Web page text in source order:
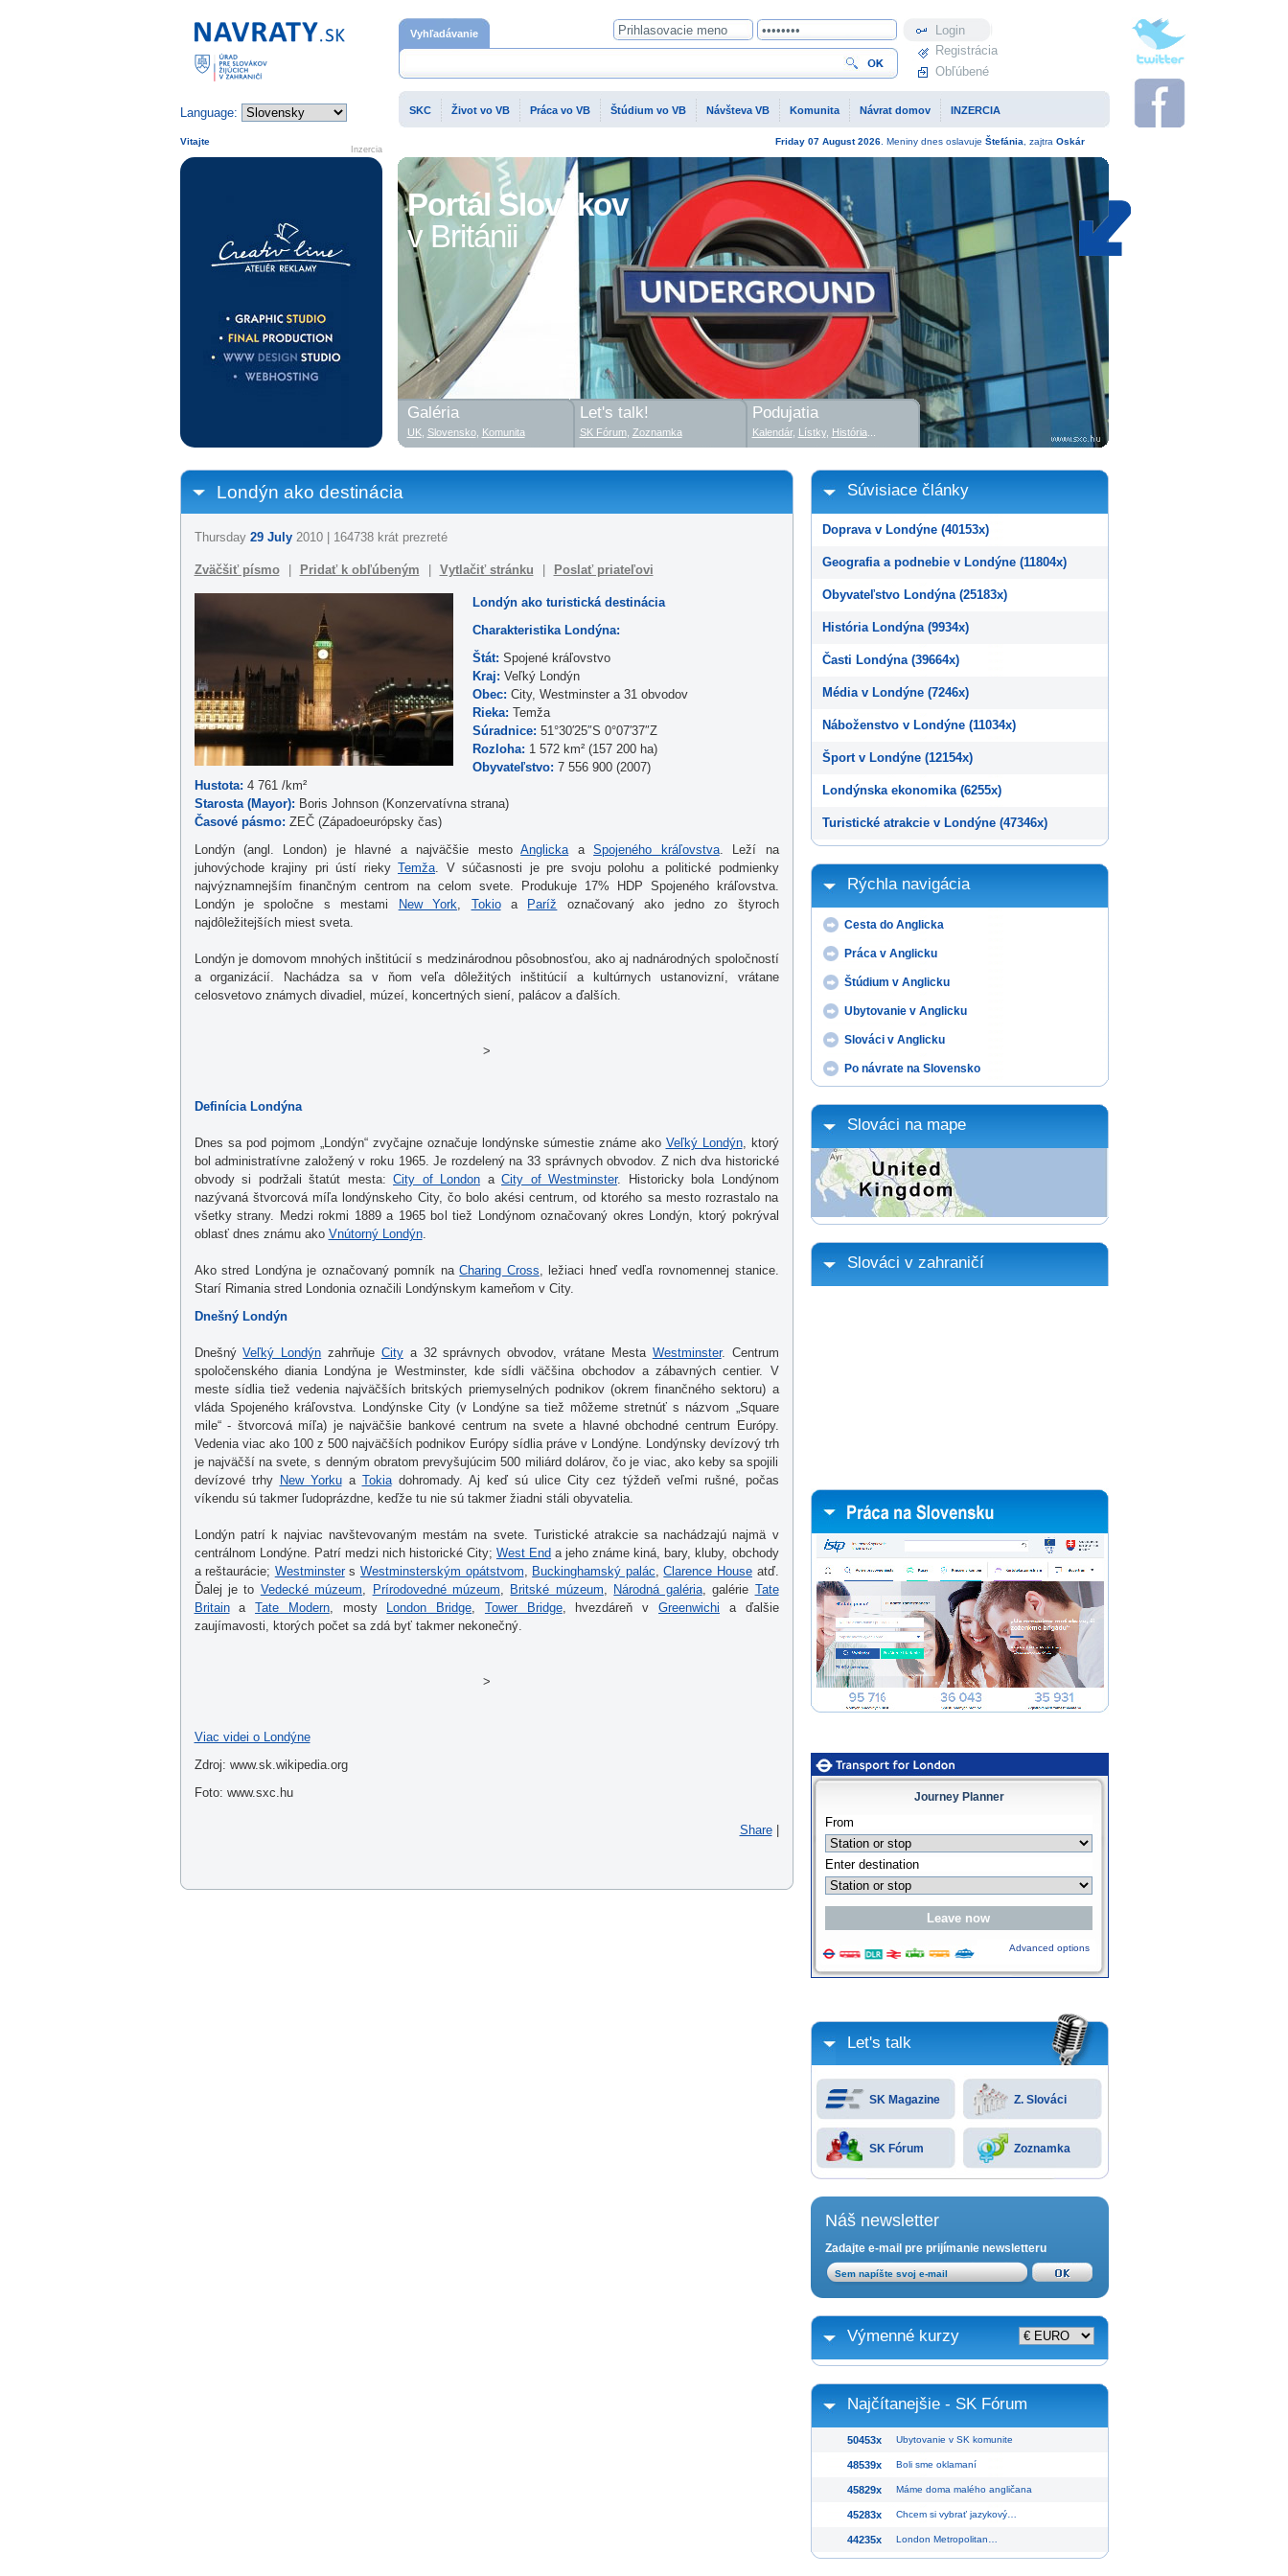
Portál Slovákov
v Británii
Londýn ako destinácia
Thursday 29 July2010 | 164738 krát prezreté
Zväčšiť písmo Pridať k obľúbeným Vytlačiť stránku Poslať priateľovi
Londýn ako turistická destinácia
Charakteristika Londýna:
Štát: Spojené kráľovstvo
Kraj: Veľký Londýn
Obec: City, Westminster a 31 obvodov
Rieka: Temža
Súradnice: 51°30′25″S 0°07′37″Z
Rozloha: 1 572 km² (157 200 ha)
Obyvateľstvo: 7 556 900 (2007)
Hustota: 4 761 /km²
Starosta (Mayor): Boris Johnson (Konzervatívna strana)
Časové pásmo: ZEČ (Západoeurópsky čas)
Londýn (angl. London) je hlavné a najväčšie mestoAnglickaaSpojeného kráľovstva. Leží na
juhovýchode krajiny pri ústí rieky Temža. V súčasnosti je pre svoju polohu a politické podmienky
najvýznamnejším finančným centrom na celom svete. Produkuje 17% HDP Spojeného kráľovstva.
Londýn je spoločne s mestami
New York, Tokioa Paríž označovaný ako jedno zo štyroch
najdôležitejších miest sveta.
Londýn je domovom mnohých inštitúcií s medzinárodnou pôsobnosťou, ako aj nadnárodných spoločností
a organizácií. Nachádza sa v ňom veľa dôležitých inštitúcií a kultúrnych ustanovizní, vrátane
celosvetovo známych divadiel, múzeí, koncertných siení, palácov a ďalších.
>
Definícia Londýna
Dnes sa pod pojmom „Londýn“ zvyčajne označuje londýnske súmestie známe ako Veľký Londýn, ktorý
bol administratívne založený v roku 1965. Je rozdelený na 33 správnych obvodov. Z nich dva historické
obvody si podržali štatút mesta: City of London a City of Westminster. Historicky bola Londýnom
nazývaná štvorcová míľa londýnskeho City, čo bolo akési centrum, od ktorého sa mesto rozrastalo na
všetky strany. Medzi rokmi 1889 a 1965 bol tiež Londýnom označovaný okres Londýn, ktorý pokrýval
oblasť dnes známu ako Vnútorný Londýn.
Ako stred Londýna je označovaný pomník naCharing Cross, ležiaci hneď vedľa rovnomennej stanice.
Starí Rimania stred Londonia označili Londýnskym kameňom v City.
Dnešný Londýn
DnešnýVeľký Londýn zahrňuje Citya 32 správnych obvodov, vrátane Mesta Westminster. Centrum
spoločenského diania Londýna je Westminster, kde sídli väčšina obchodov a zábavných centier. V
meste sídlia tiež vedenia najväčších britských priemyselných podnikov (okrem finančného sektoru) a
vláda Spojeného kráľovstva. Londýnske City (v Londýne sa tiež môžeme stretnúť s názvom „Square
mile“ - štvorcová míľa) je najväčšie bankové centrum na svete a hlavné obchodné centrum Európy.
Vedenia viac ako 100 z 500 najväčších podnikov Európy sídlia práve v Londýne. Londýnsky devízový trh
je najväčší na svete, s denným obratom prevyšujúcim 500 miliárd dolárov, čo je viac, ako keby sa spojili
devízové trhy New Yorkua Tokiadohromady. Aj keď sú ulice City cez týždeň veľmi rušné, počas
víkendu sú takmer ľudoprázdne, keďže tu nie sú takmer žiadni stáli obyvatelia.
Londýn patrí k najviac navštevovaným mestám na svete. Turistické atrakcie sa nachádzajú najmä v
centrálnom Londýne. Patrí medzi nich historické City; West End a jeho známe kiná, bary, kluby, obchody
a reštaurácie; Westminsters Westminsterským opátstvom, Buckinghamský palác,Clarence Houseatď.
Ďalej je to Vedecké múzeum, Prírodovedné múzeum, Britské múzeum, Národná galéria, galérie Tate
BritainaTate Modern, mosty London Bridge, Tower Bridge, hvezdáreň vGreenwichi a ďalšie
zaujímavosti, ktorých počet sa zdá byť takmer nekonečný.
>
Viac videi o Londýne
Zdroj: www.sk.wikipedia.org
Foto: www.sxc.hu
Share
Súvisiace články
Doprava v Londýne (40153x)
Geografia a podnebie v Londýne (11804x)
Obyvateľstvo Londýna (25183x)
História Londýna (9934x)
Časti Londýna (39664x)
Média v Londýne (7246x)
Náboženstvo v Londýne (11034x)
Šport v Londýne (12154x)
Londýnska ekonomika (6255x)
Turistické atrakcie v Londýne (47346x)
Rýchla navigácia
Cesta do Anglicka
Práca v Anglicku
Štúdium v Anglicku
Ubytovanie v Anglicku
Slováci v Anglicku
Po návrate na Slovensko
Slováci na mape
Slováci v zahraničí
Journey Planner
Advanced options
Let's talk
SK Magazine Z. Slováci
SK Fórum Zoznamka
Náš newsletter
Zadajte e-mail pre prijímanie newsletteru
Výmenné kurzy
Najčítanejšie - SK Fórum
50453x Ubytovanie v SK komunite
48539x Boli sme oklamaní
45829x Máme doma malého angličana
45283x Chcem si vybrať jazykový…
44235x London Metropolitan…
Domovská stránka
Language:
Vyhľadávanie
SKC Život vo VB Práca vo VB Štúdium vo VB Návšteva VB Komunita Návrat domov INZERCIA
Profil
Registrácia
Obľúbené
Inzercia
Vitajte Friday 07 August2026. Meniny dnes oslavuje Štefánia , zajtra Oskár
Galéria
UK, Slovensko, Komunita
Let's talk!
SK Fórum, Zoznamka
Podujatia
Kalendár, Lístky, História